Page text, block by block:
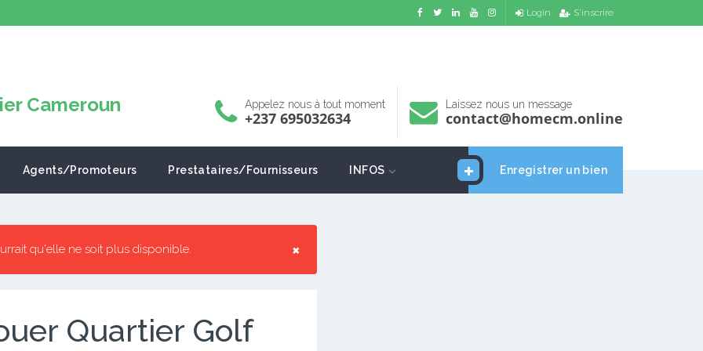
Login S'inscrire
Appelez nous à tout moment
+237 695032634
Laissez nous un message
contact@homecm.online
Enregistrer un bien
Agents/Promoteurs Prestataires/Fournisseurs INFOS
×
qu'elle ne soit plus disponible.
Quartier Golf